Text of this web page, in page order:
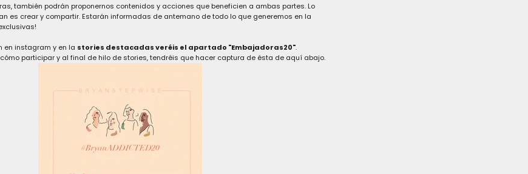
también podrán proponernos contenidos y acciones que beneficien a ambas partes. Lo
es crear y compartir. Estarán informadas de antemano de todo lo que generemos en la
en instagram y en la stories destacadas veréis el apartado "Embajadoras20".
participar y al final de hilo de stories, tendréis que hacer captura de ésta de aquí abajo.